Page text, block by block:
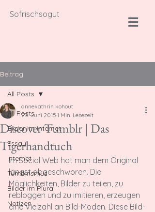
Sofrischsogut
Beitrag
All Posts
Bilder im Internet
Essay
Internet
Tumblrismus
Bilder im Plural
Notizen
All Posts
Discover Tumblr | Das
Tigerhandtuch
annekathrin kohout
23. Juni 2015 1 Min. Lesezeit
Im Social Web hat man dem Original
längst abgeschworen. Die
Möglichkeiten, Bilder zu teilen, zu
rebloggen und zu imitieren, erzeugen
eine Vielzahl an Bild-Moden. Diese Bild-